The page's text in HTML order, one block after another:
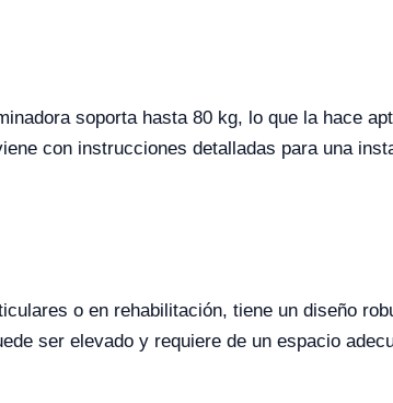
soporta hasta 80 kg, lo que la hace
con instrucciones detalladas para una
o en rehabilitación, tiene un diseño
ser elevado y requiere de un espacio